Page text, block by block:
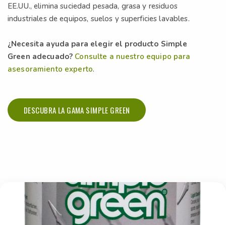
EE.UU., elimina suciedad pesada, grasa y residuos
industriales de equipos, suelos y superficies lavables.
¿Necesita ayuda para elegir el producto Simple
Green adecuado? Consulte a nuestro equipo para
asesoramiento experto.
DESCUBRA LA GAMA SIMPLE GREEN